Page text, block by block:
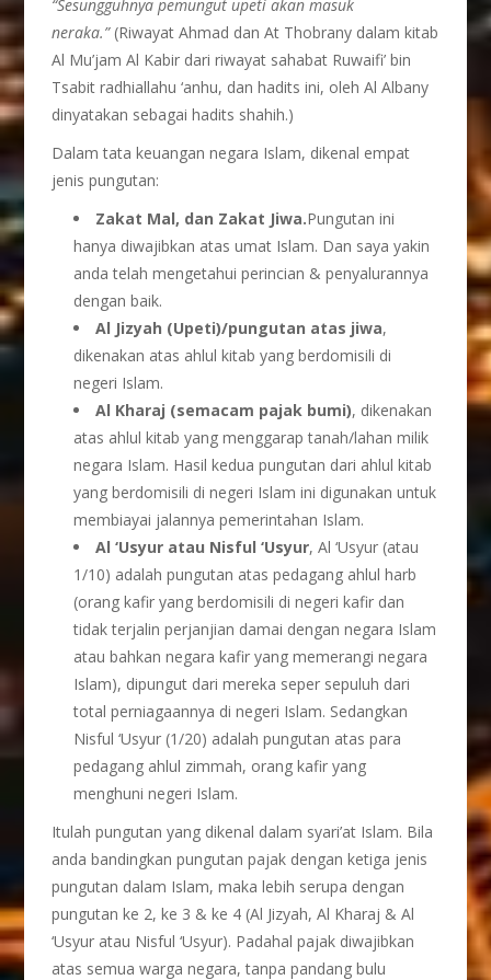
“Sesungguhnya pemungut upeti akan masuk
neraka.”(Riwayat Ahmad dan At Thobrany dalam kitab
Al Mu’jam Al Kabir dari riwayat sahabat Ruwaifi’ bin
Tsabit radhiallahu ‘anhu, dan hadits ini, oleh Al Albany
dinyatakan sebagai hadits shahih.)
Dalam tata keuangan negara Islam, dikenal empat
jenis pungutan:
Zakat Mal, dan Zakat Jiwa.Pungutan ini
hanya diwajibkan atas umat Islam. Dan saya yakin
anda telah mengetahui perincian & penyalurannya
dengan baik.
Al Jizyah (Upeti)/pungutan atas jiwa,
dikenakan atas ahlul kitab yang berdomisili di
negeri Islam.
Al Kharaj (semacam pajak bumi), dikenakan
atas ahlul kitab yang menggarap tanah/lahan milik
negara Islam. Hasil kedua pungutan dari ahlul kitab
yang berdomisili di negeri Islam ini digunakan untuk
membiayai jalannya pemerintahan Islam.
Al ‘Usyur atau Nisful ‘Usyur, Al ‘Usyur (atau
1/10) adalah pungutan atas pedagang ahlul harb
(orang kafir yang berdomisili di negeri kafir dan
tidak terjalin perjanjian damai dengan negara Islam
atau bahkan negara kafir yang memerangi negara
Islam), dipungut dari mereka seper sepuluh dari
total perniagaannya di negeri Islam. Sedangkan
Nisful ‘Usyur (1/20) adalah pungutan atas para
pedagang ahlul zimmah, orang kafir yang
menghuni negeri Islam.
Itulah pungutan yang dikenal dalam syari’at Islam. Bila
anda bandingkan pungutan pajak dengan ketiga jenis
pungutan dalam Islam, maka lebih serupa dengan
pungutan ke 2, ke 3 & ke 4 (Al Jizyah, Al Kharaj & Al
‘Usyur atau Nisful ‘Usyur). Padahal pajak diwajibkan
atas semua warga negara, tanpa pandang bulu